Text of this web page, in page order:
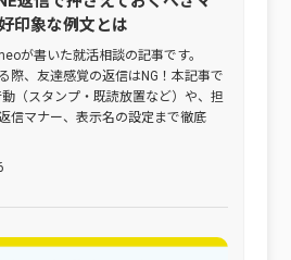
印象な例文とは
が書いた就活相談の記事です。
際、友達感覚の返信はNG！本記事で
（スタンプ・既読放置など）や、担
信マナー、表示名の設定まで徹底